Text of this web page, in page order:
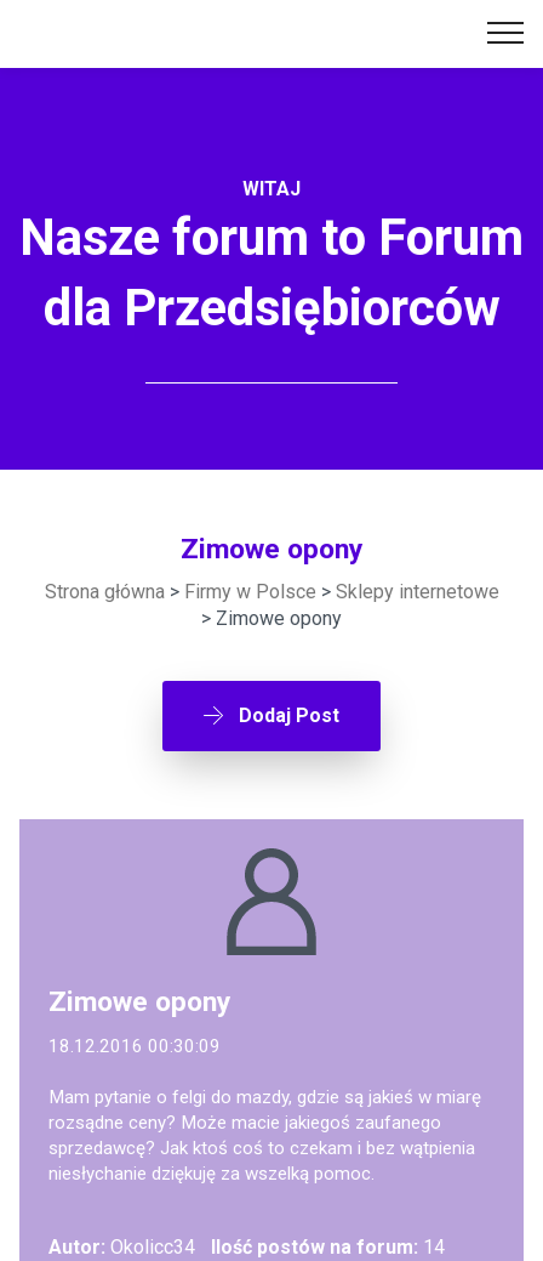
WITAJ
Nasze forum to Forum
dla Przedsiębiorców
Zimowe opony
Strona główna> Firmy w Polsce > Sklepy internetowe
> Zimowe opony
Dodaj Post
Zimowe opony
18.12.2016 00:30:09
Mam pytanie o felgi do mazdy, gdzie są jakieś w miarę
rozsądne ceny? Może macie jakiegoś zaufanego
sprzedawcę? Jak ktoś coś to czekam i bez wątpienia
niesłychanie dziękuję za wszelką pomoc.
Autor: Okolicc34 Ilość postów na forum: 14